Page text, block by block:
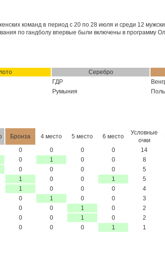
команд в период с 20 по 28 июля и среди 12
по гандболу впервые были включены в программу
Серебро
ГДР
Румыния
Бронза 4 место 5 место 6 место
Условные
очки
0 0 0 0 14
0 1 0 0 8
0 0 0 0 5
1 0 0 1 5
1 0 0 0 4
0 1 0 0 3
0 0 1 0 2
0 0 1 0 2
0 0 0 1 1